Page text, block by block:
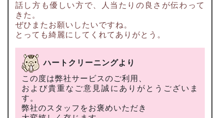
話し方も優しい方で、人当たりの良さが伝わって
きた。
ぜひまたお願いしたいですね。
とっても綺麗にしてくれてありがとう。
ハートクリーニングより
この度は弊社サービスのご利用、
および貴重なご意見誠にありがとうございま
す。
弊社のスタッフをお褒めいただき